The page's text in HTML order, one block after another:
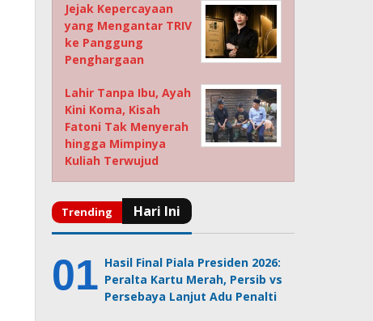
Jejak Kepercayaan
yang Mengantar TRIV
ke Panggung
Penghargaan
Lahir Tanpa Ibu, Ayah
Kini Koma, Kisah
Fatoni Tak Menyerah
hingga Mimpinya
Kuliah Terwujud
Hasil Final Piala Presiden 2026:
Peralta Kartu Merah, Persib vs
Persebaya Lanjut Adu Penalti